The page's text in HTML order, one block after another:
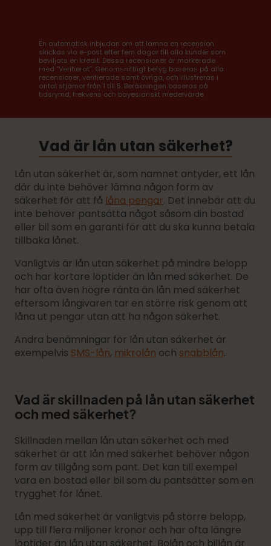
En automatisk inbjudan om att lämna en recension
skickas via e-post efter fem dagar till alla kunder som
beviljats en kredit. Dessa recensioner är markerade
med ”Verifierat”. Genomsnittligt betyg baseras på alla
recensioner, verifierade samt övriga, och illustreras i
antal stjärnor från 1 till 5. Beräkningen baseras på
tidsrymd, frekvens och bayesianskt medelvärde.
Vad är lån utan säkerhet?
Lån utan säkerhet är, som namnet antyder, ett lån
där du inte behöver lämna någon form av
säkerhet för att få låna pengar. Det innebär att du
inte behöver pantsätta något såsom din bostad
eller bil som en garanti för att du ska kunna betala
tillbaka lånet.
Vanligtvis är lån utan säkerhet på mindre belopp
och har kortare löptider än lån med säkerhet. De
har ofta även högre ränta än lån med säkerhet
eftersom långivaren tar en större risk genom att
låna ut pengar utan att ha någon säkerhet.
Andra benämningar för lån utan säkerhet är
exempelvis SMS-lån, mikrolån och snabblån.
Vad är skillnaden på lån utan säkerhet
och med säkerhet?
Skillnaden mellan lån utan säkerhet och med
säkerhet är att lån med säkerhet behöver någon
form av tillgång som pant. Det kan till exempel
vara en bostad eller bil som du pantsätter som en
trygghet för lånet.
Lån med säkerhet är vanligtvis på större belopp,
upp till flera miljoner kronor och har ofta längre